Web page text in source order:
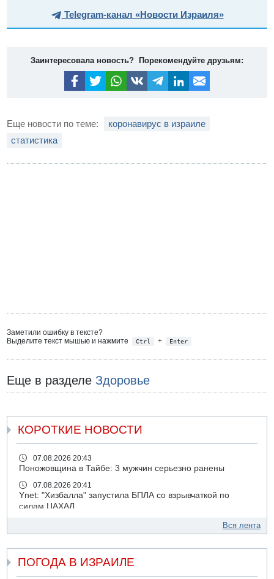
Telegram-канал «Новости Израиля»
Заинтересовала новость? Порекомендуйте друзьям:
Еще новости по теме:
коронавирус в израиле
статистика
Заметили ошибку в тексте?
Выделите текст мышью и нажмите
Ctrl + Enter
Еще в разделе Здоровье
КОРОТКИЕ НОВОСТИ
07.08.2026 20:43
Поножовщина в Тайбе: 3 мужчин серьезно ранены
07.08.2026 20:41
Ynet: "Хизбалла" запустила БПЛА со взрывчаткой по
силам ЦАХАЛ
ДТП в Ашдоде: тяжело ранены двое маленьких детей
07.08.2026 19:14
Скончался водитель, врезавшийся в стену в
Иерусалиме
Вся лента
ПОГОДА В ИЗРАИЛЕ